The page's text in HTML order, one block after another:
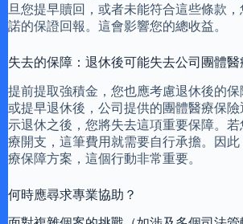
旦您提早贖回，或者未能符合這些條款
諾的保證回報。這會影響您的總收益。
失去的保障：退休後可能失去公司團體
提前提取強積金，您也應考慮退休後的
或提早退休後，公司提供的團體醫療保
示退休之後，您將失去這項重要保障。
療開支，這筆費用就需要自行承擔。因
療保障方案，這個行動非常重要。
何時應尋求專業協助？